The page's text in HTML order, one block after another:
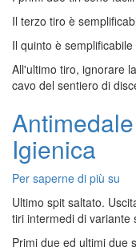
Il terzo tiro è
Il quinto è
All'ultimo tiro, ignorare
cavo del sentiero di
Igienica
Per saperne di più su
Via
Ultimo spit saltato.
tiri intermedi di variante
Primi due ed ultimi due